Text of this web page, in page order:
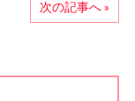
次の記事へ »